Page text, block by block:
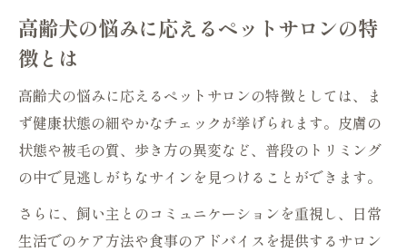
高齢犬の悩みに応えるペットサロンの特
徴とは
高齢犬の悩みに応えるペットサロンの特徴としては、ま
ず健康状態の細やかなチェックが挙げられます。皮膚の
状態や被毛の質、歩き方の異変など、普段のトリミング
の中で見逃しがちなサインを見つけることができます。
さらに、飼い主とのコミュニケーションを重視し、日常
生活でのケア方法や食事のアドバイスを提供するサロン